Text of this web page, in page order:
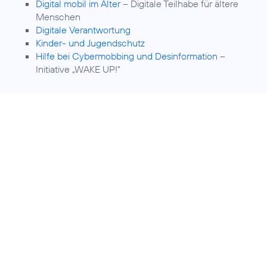
Digital mobil im Alter– Digitale Teilhabe für ältere
Menschen
Digitale Verantwortung
Kinder- und Jugendschutz
Hilfe bei Cybermobbing und Desinformation –
Initiative „WAKE UP!“